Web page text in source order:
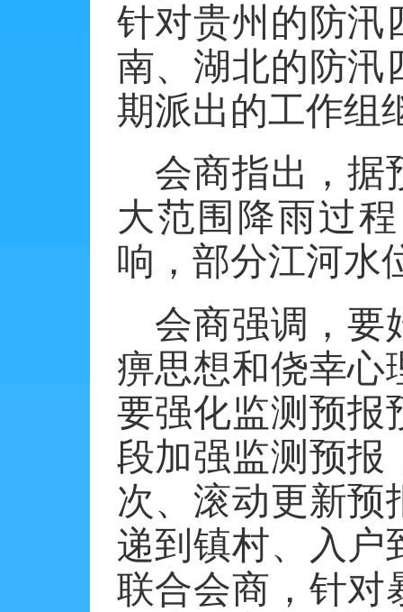
针对贵州的防汛
南、湖北的防汛
期派出的工作组
会商指出，据
大范围降雨过
响，部分江河水
会商强调，要
痹思想和侥幸心
要强化监测预报
段加强监测预报
次、滚动更新预
递到镇村、入户
联合会商，针对